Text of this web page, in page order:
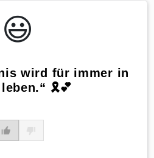
😃️
wird für immer in
🎗️💕